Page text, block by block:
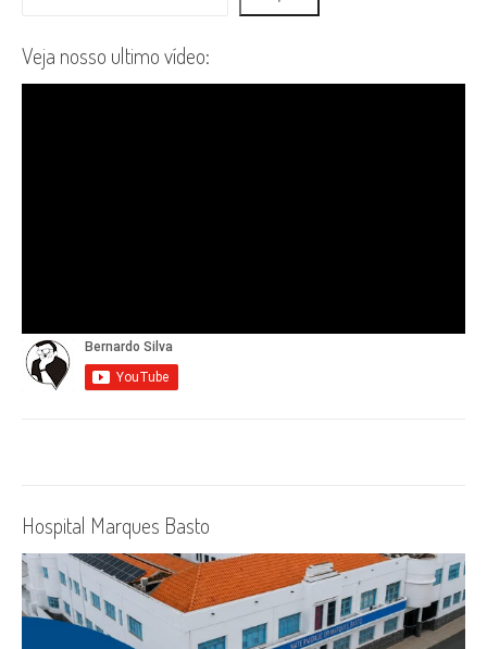
Veja nosso ultimo vídeo:
Hospital Marques Basto